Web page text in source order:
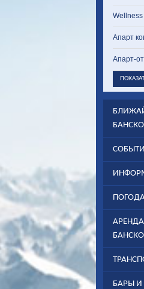
Апарт
Апарт-
БАНСКО
БАНСКО
БАРЫ И